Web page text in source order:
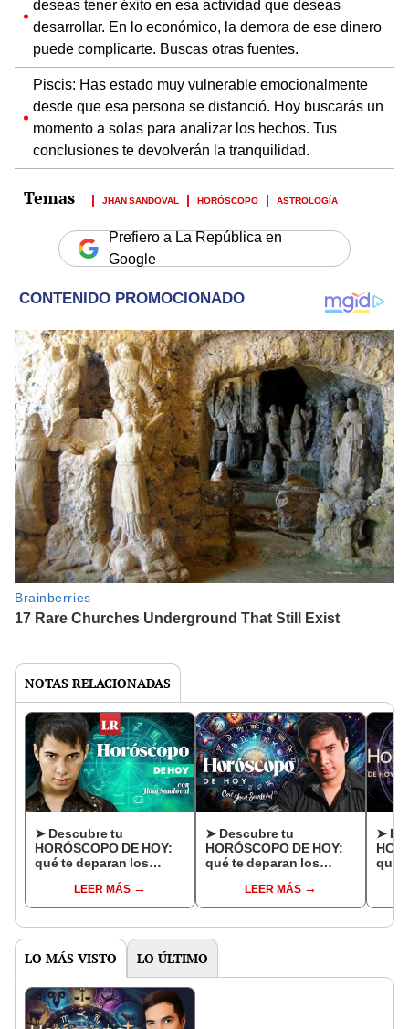
deseas tener éxito en esa actividad que deseas
desarrollar. En lo económico, la demora de ese dinero
puede complicarte. Buscas otras fuentes.
Piscis: Has estado muy vulnerable emocionalmente
desde que esa persona se distanció. Hoy buscarás un
momento a solas para analizar los hechos. Tus
conclusiones te devolverán la tranquilidad.
JHAN SANDOVAL HORÓSCOPO ASTROLOGÍA
Prefiero a La República en
Google
NOTAS RELACIONADAS
➤ Descubre tu
HORÓSCOPO DE HOY:
qué te deparan los
octubre, según Jhan
Sandoval
LEER MÁS
➤ Descubre tu
HORÓSCOPO DE HOY:
qué te deparan los
septiembre, según Jhan
Sandoval
LEER MÁS
➤
qué
LO MÁS VISTO LO ÚLTIMO